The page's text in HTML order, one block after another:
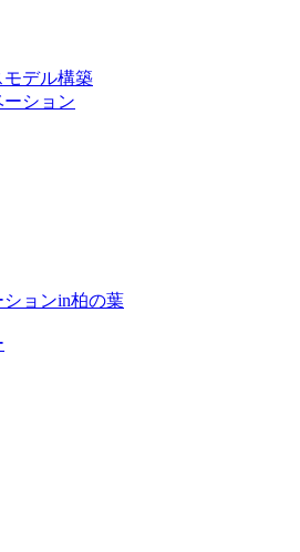
デル構築
ション
ションin柏の葉